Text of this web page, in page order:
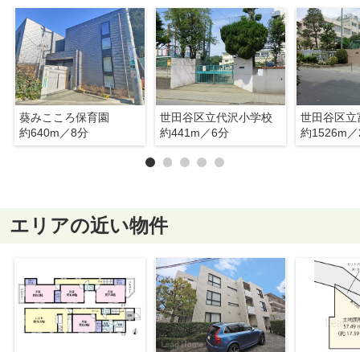
葵みこころ保育園
約640m／8分
世田谷区立代沢小学校
約441m／6分
世田谷区立
約1526m
エリアの近い物件